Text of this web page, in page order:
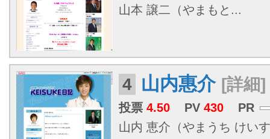
山本 譲二（やまもと...
4 山内惠介 [詳細]
投票 4.50 PV 430
PR
山内 恵介（やまうち けい